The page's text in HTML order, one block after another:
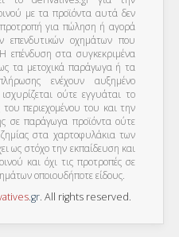
με τα προϊόντα αυτά δεν
για πώληση ή αγορά
οχημάτων που
επένδυση στα συγκεκριμένα
τα μετοχικά παράγωγα ή τα
ενέχουν αυξημένο
ούτε εγγυάται το
του περιεχομένου του και την
σε παράγωγα προϊόντα ούτε
στα χαρτοφυλάκια των
ως στόχο την εκπαίδευση και
και όχι τις προτροπές σε
οποιουδήποτε είδους.
.gr. All rights reserved.